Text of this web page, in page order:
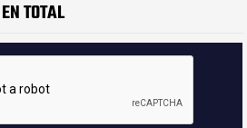
TOTAL